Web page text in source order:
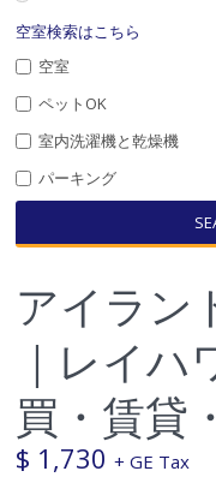
空室検索はこちら
空室
ペットOK
室内洗濯機と乾燥機
パーキング
アイラン
｜レイ
買・賃貸
$ 1,730 + GE Tax